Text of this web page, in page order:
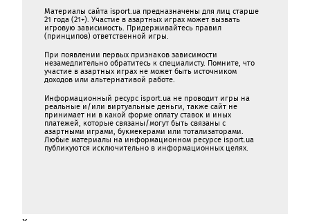
Материалы сайта isport.ua предназначены для лиц старше
21 года (21+). Участие в азартных играх может вызвать
игровую зависимость. Придерживайтесь правил
(принципов) ответственной игры.
При появлении первых признаков зависимости
незамедлительно обратитесь к специалисту. Помните, что
участие в азартных играх не может быть источником
доходов или альтернативой работе.
Информационный ресурс isport.ua не проводит игры на
реальные и/или виртуальные деньги, также сайт не
принимает ни в какой форме oплaту ставок и иных
платежей, которые связаны/могут быть связаны c
азартными игрaми, букмекерами или тотализаторами.
Любые материалы на информационном ресурсе isport.ua
публикуютcя исключительно в информационных целях.